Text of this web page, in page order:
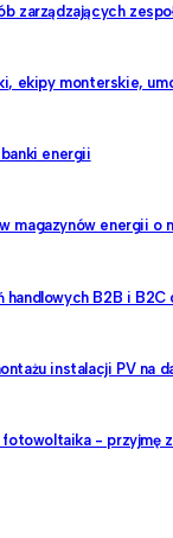
zarządzających
ekipy monterskie,
energii
magazynów energii o
handlowych B2B i B2C
instalacji PV na
fotowoltaika - przyjmę